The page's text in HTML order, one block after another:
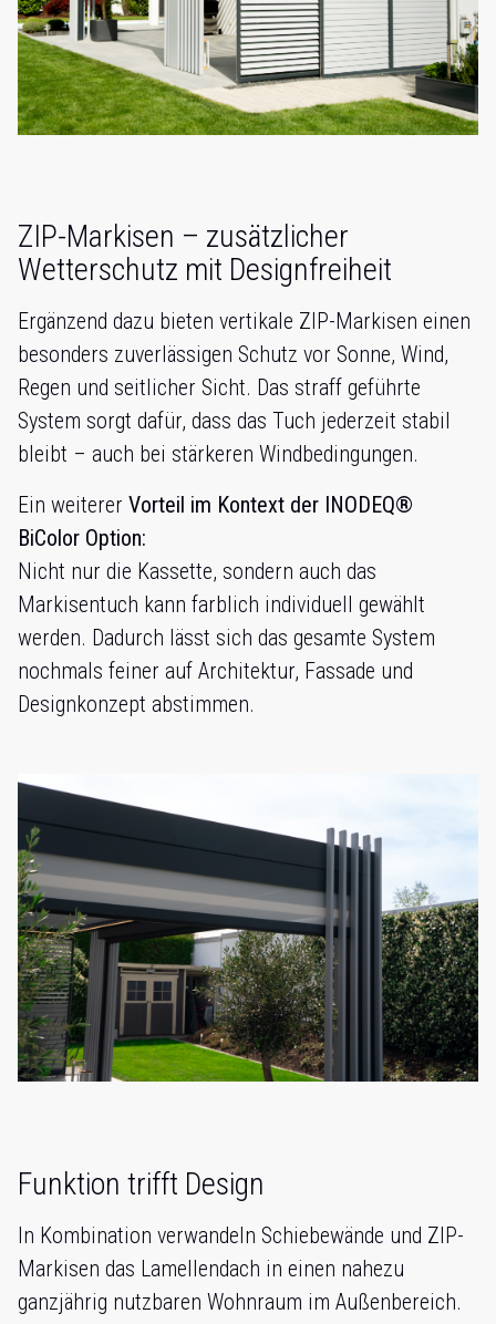
ZIP-Markisen – zusätzlicher
Wetterschutz mit Designfreiheit
Ergänzend dazu bieten vertikale ZIP-Markisen einen
besonders zuverlässigen Schutz vor Sonne, Wind,
Regen und seitlicher Sicht. Das straff geführte
System sorgt dafür, dass das Tuch jederzeit stabil
bleibt – auch bei stärkeren Windbedingungen.
Ein weiterer Vorteil im Kontext der INODEQ®
BiColor Option:
Nicht nur die Kassette, sondern auch das
Markisentuch kann farblich individuell gewählt
werden. Dadurch lässt sich das gesamte System
nochmals feiner auf Architektur, Fassade und
Designkonzept abstimmen.
Funktion trifft Design
In Kombination verwandeln Schiebewände und ZIP-
Markisen das Lamellendach in einen nahezu
ganzjährig nutzbaren Wohnraum im Außenbereich.